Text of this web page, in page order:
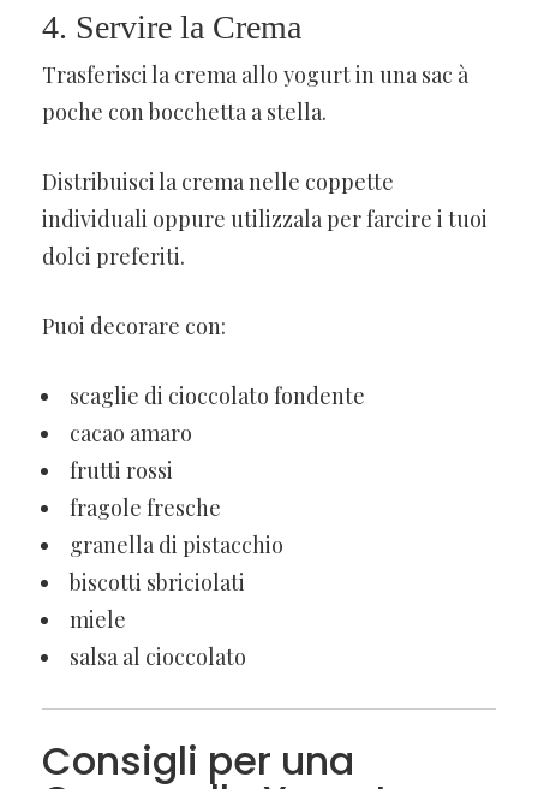
4. Servire la Crema
Trasferisci la crema allo yogurt in una sac à
poche con bocchetta a stella.
Distribuisci la crema nelle coppette
individuali oppure utilizzala per farcire i tuoi
dolci preferiti.
Puoi decorare con:
scaglie di cioccolato fondente
cacao amaro
frutti rossi
fragole fresche
granella di pistacchio
biscotti sbriciolati
miele
salsa al cioccolato
Consigli per una